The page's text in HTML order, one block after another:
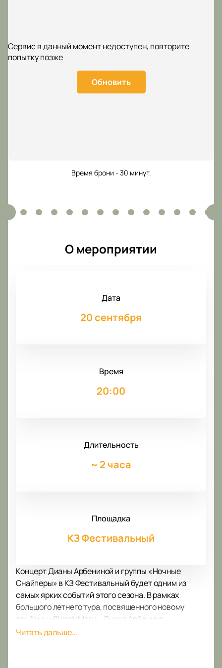
Сервис в данный момент недоступен, повторите
попытку позже
Обновить
Время брони - 30 минут.
О мероприятии
Дата
20 сентября
Время
20:00
Длительность
~ 2 часа
Площадка
КЗ Фестивальный
Концерт Дианы Арбениной и группы «Ночные
Снайперы» в КЗ Фестивальный будет одним из
самых ярких событий этого сезона. В рамках
большого летнего тура, посвященного новому
альбому «Bloody Mary», Диана Арбенина
представит свои свежие музыкальные
Читать дальше...